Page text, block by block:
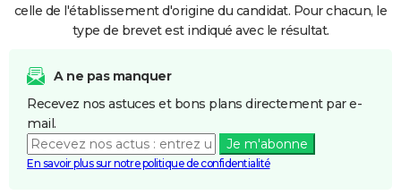
celle de l'établissement d'origine du candidat. Pour chacun, le
type de brevet est indiqué avec le résultat.
A ne pas manquer
Recevez nos astuces et bons plans directement par e-
mail.
Je m'abonne
En savoir plus sur notre politique de confidentialité